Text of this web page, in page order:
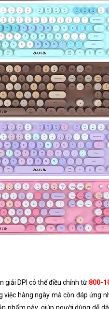
giải DPI có thể điều chỉnh từ 800-
hàng ngày mà còn đáp ứng